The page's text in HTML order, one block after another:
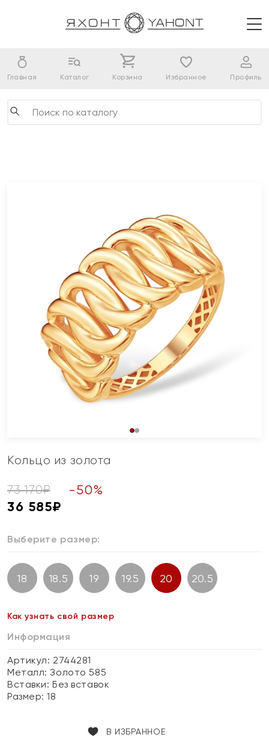
Главная Каталог Корзина Избранное Профиль
Кольцо из золота
73 170₽ -50%
36 585₽
Выберите размер:
18 18.5 19 19.5 20 20.5
Как узнать свой размер
Информация
Артикул: 2744281
Металл:Золото 585
Вставки:Без вставок
Размер:18
В ИЗБРАННОЕ